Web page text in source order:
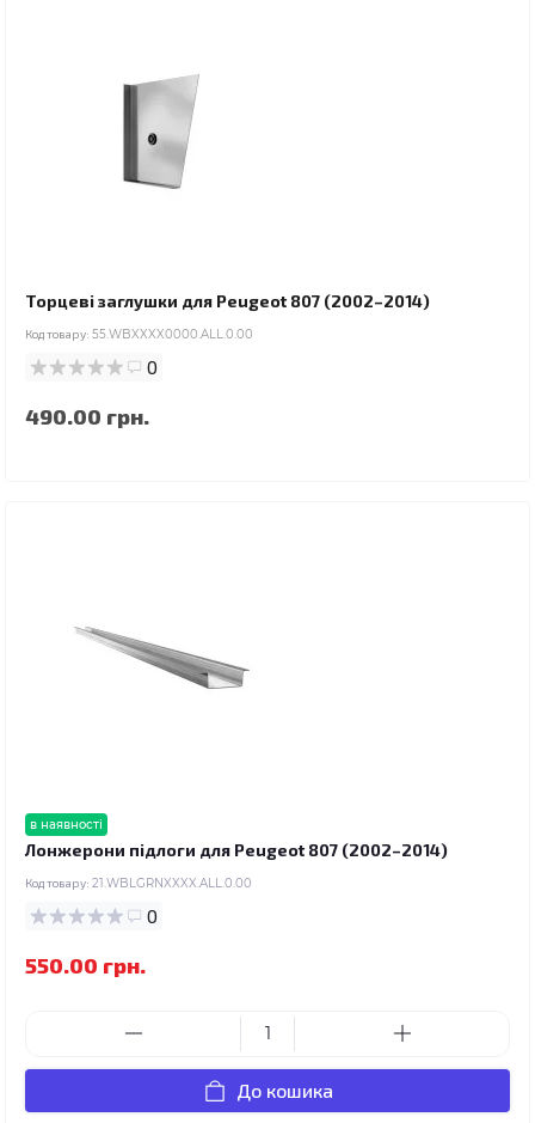
Торцеві заглушки для Peugeot 807 (2002–2014)
Код товару: 55.WBXXXX0000.ALL.0.00
0
490.00 грн.
в наявності
Лонжерони підлоги для Peugeot 807 (2002–2014)
Код товару: 21.WBLGRNXXXX.ALL.0.00
0
550.00 грн.
До кошика